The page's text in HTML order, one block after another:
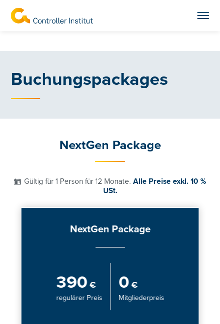
Buchungspackages
NextGen Package
Gültig für 1 Person für 12 Monate. Alle Preise exkl. 10 %
USt.
NextGen Package
390€
regulärer Preis
0€
Mitgliederpreis